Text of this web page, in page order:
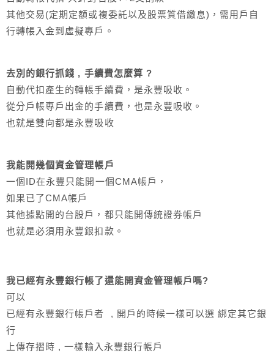
其他交易(定期定額或複委託以及股票質借繳息)，需用戶自
行轉帳入金到虛擬專戶。
去別的銀行抓錢 , 手續費怎麼算 ?
自動代扣產生的轉帳手續費，是永豐吸收。
從分戶帳專戶出金的手續費，也是永豐吸收。
也就是雙向都是永豐吸收
我能開幾個資金管理帳戶
一個ID在永豐只能開一個CMA帳戶，
如果已了CMA帳戶
其他據點開的台股戶，都只能開傳統證券帳戶
也就是必須用永豐銀扣款。
我已經有永豐銀行帳了還能開資金管理帳戶嗎?
可以
已經有永豐銀行帳戶者 , 開戶的時候一樣可以選 綁定其它銀
行
上傳存摺時 , 一樣輸入永豐銀行帳戶